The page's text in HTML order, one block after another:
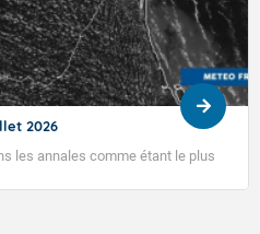
2026
les annales comme étant le plus